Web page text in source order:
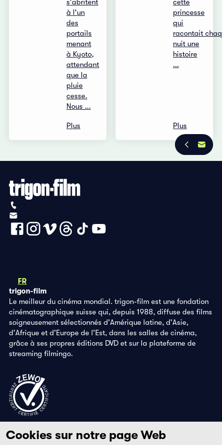
s'abritent
à l'un
des
portails
menant
à Kyoto,
attendant
que la
pluie
cesse.
Nous ...
Plus
cette
princesse
qui
racontait
nuit une
histoire
...
Plus
FR
trigon-film
Le meilleur du cinéma mondial. trigon-film est une fondation
cinématographique suisse qui, depuis 1988, diffuse des films
soigneusement sélectionnés d'Amérique latine, d'Asie,
d'Afrique et d'Europe de l'Est, dans les salles de cinéma,
grâce à ses propres éditions DVD et sur la plateforme de
streaming filmingo.
Cookies sur notre page Web